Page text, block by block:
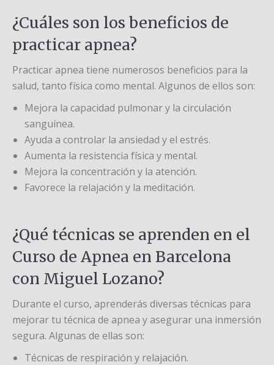
¿Cuáles son los beneficios de
practicar apnea?
Practicar apnea tiene numerosos beneficios para la
salud, tanto física como mental. Algunos de ellos son:
Mejora la capacidad pulmonar y la circulación
sanguínea.
Ayuda a controlar la ansiedad y el estrés.
Aumenta la resistencia física y mental.
Mejora la concentración y la atención.
Favorece la relajación y la meditación.
¿Qué técnicas se aprenden en el
Curso de Apnea en Barcelona
con Miguel Lozano?
Durante el curso, aprenderás diversas técnicas para
mejorar tu técnica de apnea y asegurar una inmersión
segura. Algunas de ellas son:
Técnicas de respiración y relajación.